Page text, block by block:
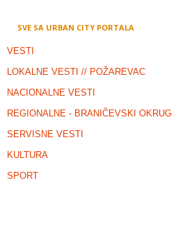
SVE SA URBAN CITY PORTALA
VESTI
LOKALNE VESTI // POŽAREVAC
NACIONALNE VESTI
REGIONALNE - BRANIČEVSKI OKRUG
SERVISNE VESTI
KULTURA
SPORT